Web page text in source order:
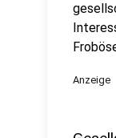
Anzeige